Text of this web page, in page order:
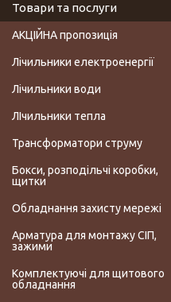
Товари та послуги
АКЦІЙНА пропозиція
Лічильники електроенергії
Лічильники води
ЛІчильники тепла
Трансформатори струму
Бокси, розподільчі коробки,
щитки
Обладнання захисту мережі
Арматура для монтажу СІП,
зажими
Комплектуючі для щитового
обладнання